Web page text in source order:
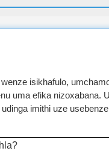
isikhafulo,
uma efika nizoxabana.
imithi uze